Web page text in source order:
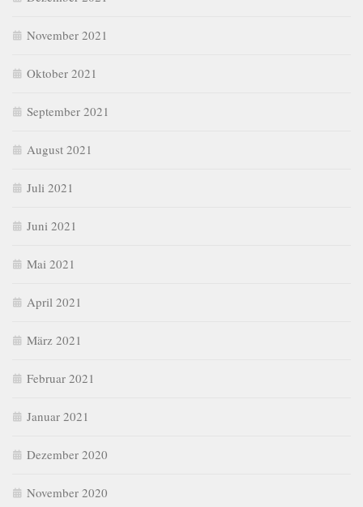
November 2021
Oktober 2021
September 2021
August 2021
Juli 2021
Juni 2021
Mai 2021
April 2021
März 2021
Februar 2021
Januar 2021
Dezember 2020
November 2020